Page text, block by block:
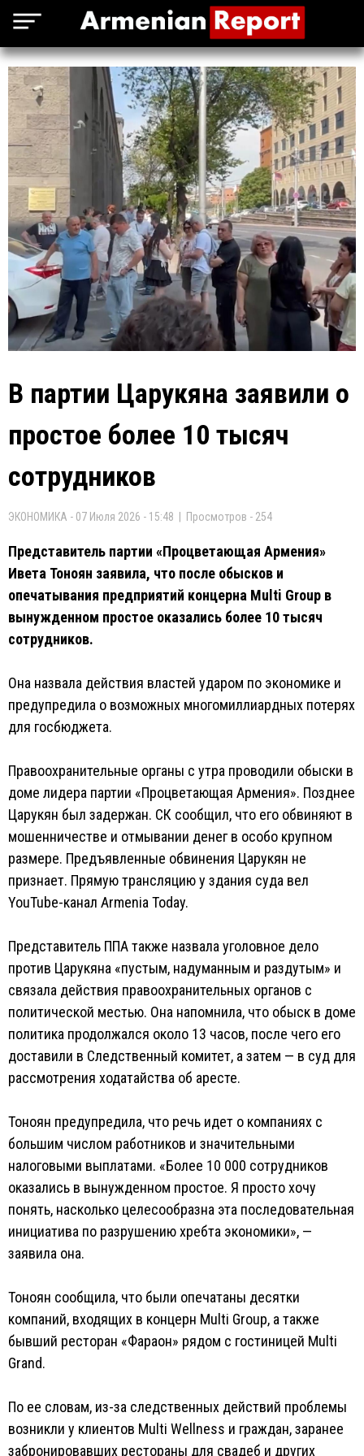
В партии Царукяна заявили о
простое более 10 тысяч
сотрудников
ЭКОНОМИКА - 07 Июля 2026 - 15:48 | Просмотров - 254
Представитель партии «Процветающая Армения»
Ивета Тоноян заявила, что после обысков и
опечатывания предприятий концерна Multi Group в
вынужденном простое оказались более 10 тысяч
сотрудников.
Она назвала действия властей ударом по экономике и
предупредила о возможных многомиллиардных потерях
для госбюджета.
Правоохранительные органы с утра проводили обыски в
доме лидера партии «Процветающая Армения». Позднее
Царукян был задержан. СК сообщил, что его обвиняют в
мошенничестве и отмывании денег в особо крупном
размере. Предъявленные обвинения Царукян не
признает. Прямую трансляцию у здания суда вел
YouTube-канал Armenia Today.
Представитель ППА также назвала уголовное дело
против Царукяна «пустым, надуманным и раздутым» и
связала действия правоохранительных органов с
политической местью. Она напомнила, что обыск в доме
политика продолжался около 13 часов, после чего его
доставили в Следственный комитет, а затем — в суд для
рассмотрения ходатайства об аресте.
Тоноян предупредила, что речь идет о компаниях с
большим числом работников и значительными
налоговыми выплатами. «Более 10 000 сотрудников
оказались в вынужденном простое. Я просто хочу
понять, насколько целесообразна эта последовательная
инициатива по разрушению хребта экономики», —
заявила она.
Тоноян сообщила, что были опечатаны десятки
компаний, входящих в концерн Multi Group, а также
бывший ресторан «Фараон» рядом с гостиницей Multi
Grand.
По ее словам, из-за следственных действий проблемы
возникли у клиентов Multi Wellness и граждан, заранее
забронировавших рестораны для свадеб и других